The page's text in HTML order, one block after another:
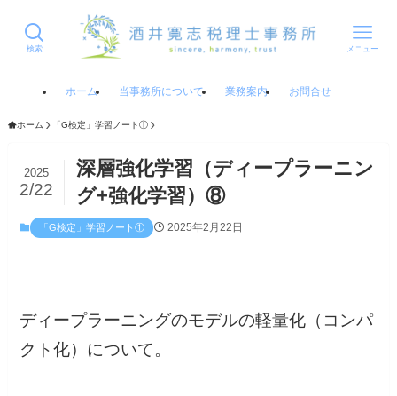
検索 メニュー
ホーム 当事務所について 業務案内 お問合せ
ホーム 「G検定」学習ノート①
深層強化学習（ディープラーニン
グ+強化学習）⑧
2025
2/22
「G検定」学習ノート① 2025年2月22日
ディープラーニングのモデルの軽量化（コンパ
クト化）について。